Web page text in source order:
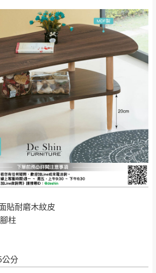
貼耐磨木紋皮
柱
公分
$ 9,000以下：
NT$500元
＊A108產品另收運費
基隆山區
$ 9,000以上：免
運費
$ 9,000以下：
NT$500元
＊A108產品另收運費
卓蘭鎮、三灣、通
霄山區、西湖、泰
安鄉、大湖鄉、頭
屋、獅潭鄉
配送天數：5~14天
指定送貨日當天以電話聯絡確認
）配送部門固定公休無送貨｜
地區固定每周(三)、(日)兩天收送貨
花蓮、台東、金門、馬祖、澎湖地區
詢問 →@dershin）
商品，無法指定特定時間送達，司
貨前皆會再與您通知，讓你不用整
貨，以節省您的寶貴時間。
公司配送較為不易，故暫無法配送
司內部。
或索取兩聯式發票，發票將於商品
工作天另行寄出，另外約加上2~7個
如遇國定假日將順延寄送。
良品，請於到貨日起七日內通知本
人員，我們將為您更換新品，運費
態且完整包裝，床墊、床包、枕頭
為未拆封狀態(請保持商品、附件、